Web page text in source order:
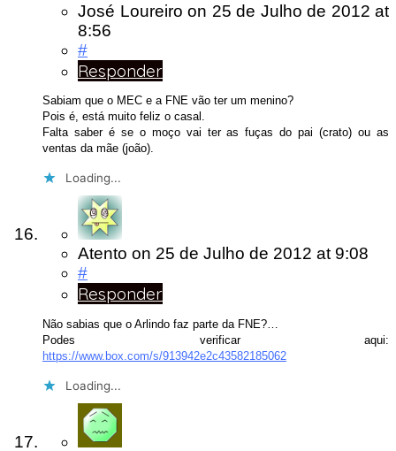
José Loureiro on 25 de Julho de 2012 at
8:56
#
Responder
Sabiam que o MEC e a FNE vão ter um menino?
Pois é, está muito feliz o casal.
Falta saber é se o moço vai ter as fuças do pai (crato) ou as
ventas da mãe (joão).
Loading...
Atento on 25 de Julho de 2012 at 9:08
#
Responder
Não sabias que o Arlindo faz parte da FNE?…
Podes verificar aqui:
https://www.box.com/s/913942e2c43582185062
Loading...